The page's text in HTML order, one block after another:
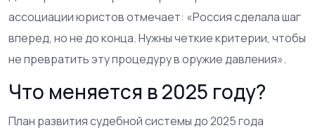
ассоциации юристов отмечает: «Россия сделала шаг
вперед, но не до конца. Нужны четкие критерии, чтобы
не превратить эту процедуру в оружие давления».
Что меняется в 2025 году?
План развития судебной системы до 2025 года